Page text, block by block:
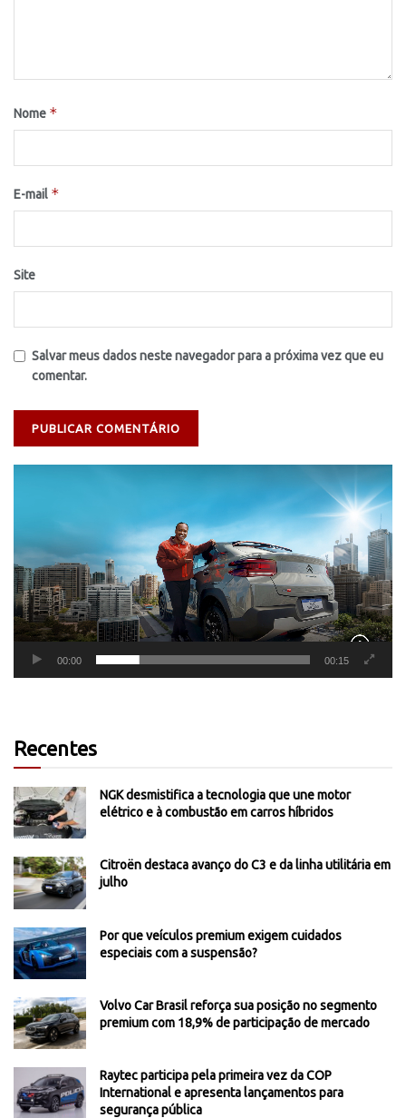
Nome *
E-mail *
Site
Salvar meus dados neste navegador para a próxima vez que eu
comentar.
00:00 00:15
Recentes
NGK desmistifica a tecnologia que une motor
elétrico e à combustão em carros híbridos
Citroën destaca avanço do C3 e da linha utilitária em
julho
Por que veículos premium exigem cuidados
especiais com a suspensão?
Volvo Car Brasil reforça sua posição no segmento
premium com 18,9% de participação de mercado
Raytec participa pela primeira vez da COP
International e apresenta lançamentos para
segurança pública